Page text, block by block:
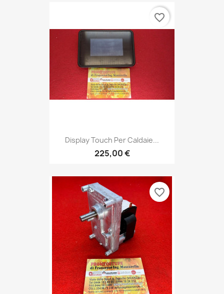
Display Touch Per Caldaie...
225,00 €
favorite_border
favorite_border